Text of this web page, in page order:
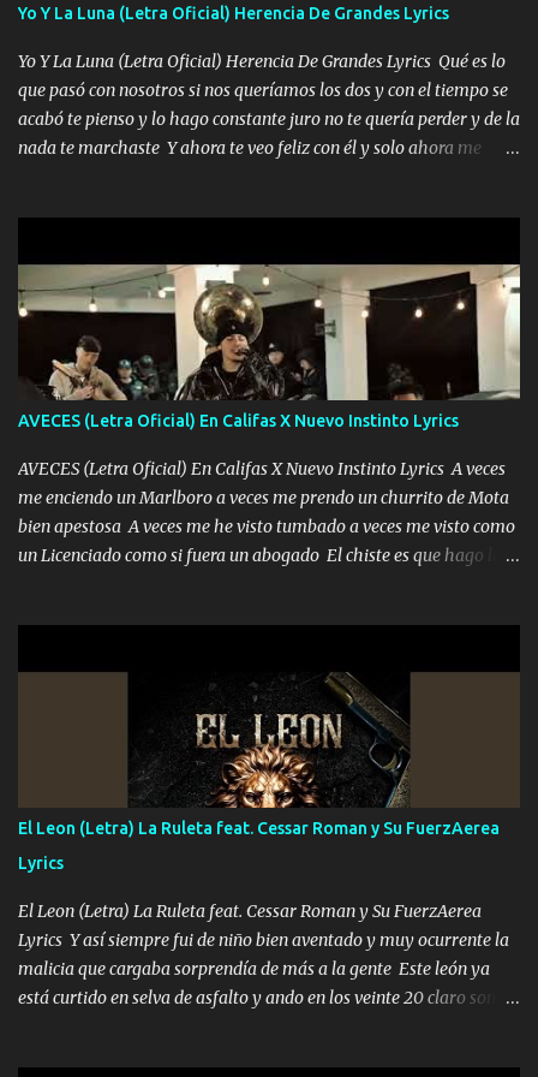
pasión en la troca tus labios besándome yo quitándote la ropa no
quiero que sea nunca con otra yo quiero llevarte a la Luna y si
quieres en ese momento te pido que seas mi esposa Chingada
madre no quiero dejar de tenerte no ayuda la p'uta loquera y al
chile quisiera ser menos de ti dependiente la pinche tristeza me
encierra princesa tu sabes que nunca saldras de mi mente Ella era
Yo Y La Luna (Letra Oficial) Herencia De Grandes Lyrics
Yo Y La Luna (Letra Oficial) Herencia De Grandes Lyrics Qué es lo
que pasó con nosotros si nos queríamos los dos y con el tiempo se
acabó te pienso y lo hago constante juro no te quería perder y de la
nada te marchaste Y ahora te veo feliz con él y solo ahora me
pero eso ya no va a pasar me perderé en la soledad Porque me
mirabas bonito si yo no fui el final feliz el final fue triste pa mí Y
duele no tenerte aquí sabiendo que moría por ti yo y la luna
cantamos y por ti nos embriagamos Quién sabe qué será de mí si
contigo fui muy feliz a lo mejor no lloró pero muy en el fondo te
adoro
AVECES (Letra Oficial) En Califas X Nuevo Instinto Lyrics
AVECES (Letra Oficial) En Califas X Nuevo Instinto Lyrics A veces
me enciendo un Marlboro a veces me prendo un churrito de Mota
bien apestosa A veces me he visto tumbado a veces me visto como
un Licenciado como si fuera un abogado El chiste es que hago lo
corriente no quieren verte subir de level trucha mis plebes Música
A veces me pongo un sombrero a veces me ven la cachucha de lado
con la mirada siempre en alto A veces me fajó una super o a veces
me fajó una Glock siempre armado todas las generaciones yo
traigo El chiste es que hago lo que quiero pues así soy me mandó
yo tengo el control a todos yo les paro el dedo soy hocicon un
malcriado un malandrón Que Les importa no saben nada falsas
las risas las que me miran hay gente corriente no quieren ve...
El Leon (Letra) La Ruleta feat. Cessar Roman y Su FuerzAerea
Lyrics
El Leon (Letra) La Ruleta feat. Cessar Roman y Su FuerzAerea
Lyrics Y así siempre fui de niño bien aventado y muy ocurrente la
malicia que cargaba sorprendía de más a la gente Este león ya
está curtido en selva de asfalto y ando en los veinte 20 claro son